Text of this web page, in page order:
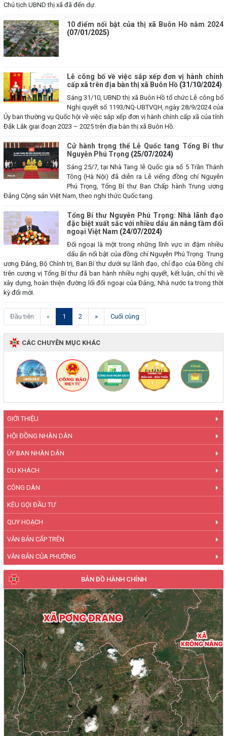
GIỚI THIỆU
HỘI ĐỒNG NHÂN DÂN
ỦY BAN NHÂN DÂN
DU KHÁCH
CÔNG DÂN
KÊU GỌI ĐẦU TƯ
QUY HOẠCH
VĂN BẢN CẤP TRÊN
VĂN BẢN CỦA PHƯỜNG
BẢN ĐỒ HÀNH CHÍNH
Chủ tịch UBND thị xã đã đến dự.
10 điểm nổi bật của thị xã Buôn Hồ năm 2024
(07/01/2025)
Lễ công bố về việc sắp xếp đơn vị hành chính
cấp xã trên địa bàn thị xã Buôn Hồ (31/10/2024)
Sáng 31/10, UBND thị xã Buôn Hồ tổ chức Lễ công bố
Nghị quyết số 1193/NQ-UBTVQH, ngày 28/9/2024 của
Ủy ban thường vụ Quốc hội về việc sắp xếp đơn vị hành chính cấp xã của tỉnh
Đắk Lắk giai đoạn 2023 – 2025 trên địa bàn thị xã Buôn Hồ.
Cử hành trọng thể Lễ Quốc tang Tổng Bí thư
Nguyễn Phú Trọng (25/07/2024)
Sáng 25/7, tại Nhà Tang lễ Quốc gia số 5 Trần Thánh
Tông (Hà Nội) đã diễn ra Lễ viếng đồng chí Nguyễn
Phú Trọng, Tổng Bí thư Ban Chấp hành Trung ương
Đảng Cộng sản Việt Nam, theo nghi thức Quốc tang.
Tổng Bí thư Nguyễn Phú Trọng: Nhà lãnh đạo
đặc biệt xuất sắc với nhiều dấu ấn nâng tầm đối
ngoại Việt Nam (24/07/2024)
Đối ngoại là một trong những lĩnh vực in đậm nhiều
dấu ấn nổi bật của đồng chí Nguyễn Phú Trọng. Trung
ương Đảng, Bộ Chính trị, Ban Bí thư dưới sự lãnh đạo, chỉ đạo của Đồng chí
trên cương vị Tổng Bí thư đã ban hành nhiều nghị quyết, kết luận, chỉ thị về
xây dựng, hoàn thiện đường lối đối ngoại của Đảng, Nhà nước ta trong thời
kỳ đổi mới.
Đầu tiên « 1 (current)
2 » Cuối cùng
CÁC CHUYÊN MỤC KHÁC